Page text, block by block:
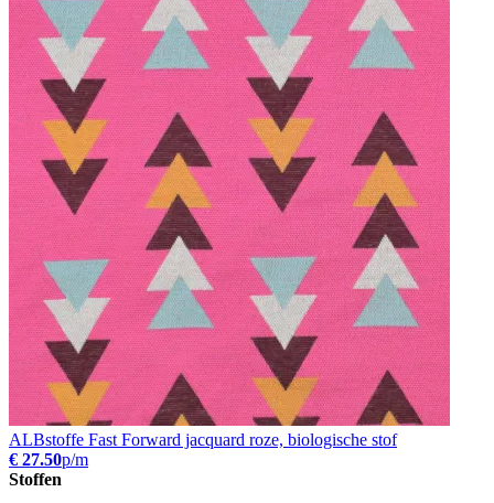
ALBstoffe Fast Forward jacquard roze, biologische stof
€ 27.50p/m
Stoffen